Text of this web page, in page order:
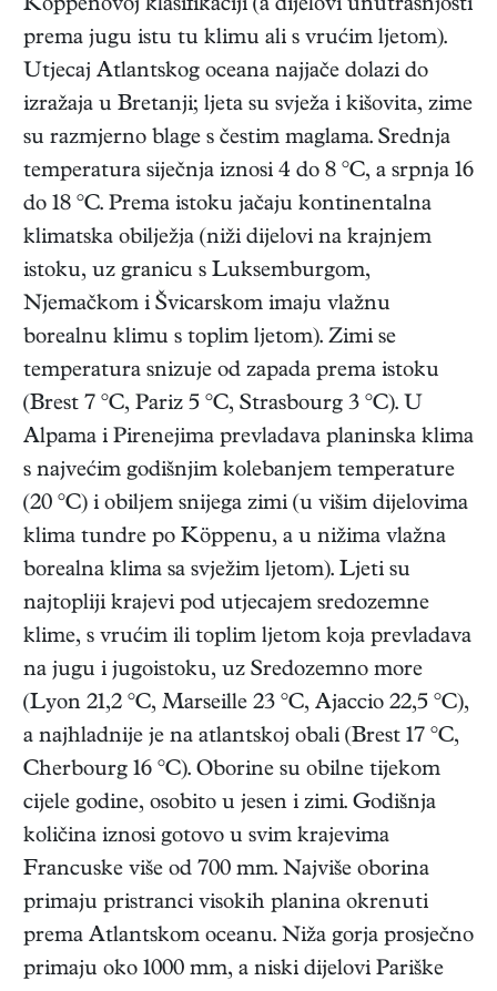
Köppenovoj klasifikaciji (a dijelovi unutrašnjosti
prema jugu istu tu klimu ali s vrućim ljetom).
Utjecaj Atlantskog oceana najjače dolazi do
izražaja u Bretanji; ljeta su svježa i kišovita, zime
su razmjerno blage s čestim maglama. Srednja
temperatura siječnja iznosi 4 do 8 °C, a srpnja 16
do 18 °C. Prema istoku jačaju kontinentalna
klimatska obilježja (niži dijelovi na krajnjem
istoku, uz granicu s Luksemburgom,
Njemačkom i Švicarskom imaju vlažnu
borealnu klimu s toplim ljetom). Zimi se
temperatura snizuje od zapada prema istoku
(Brest 7 °C, Pariz 5 °C, Strasbourg 3 °C). U
Alpama i Pirenejima prevladava planinska klima
s najvećim godišnjim kolebanjem temperature
(20 °C) i obiljem snijega zimi (u višim dijelovima
klima tundre po Köppenu, a u nižima vlažna
borealna klima sa svježim ljetom). Ljeti su
najtopliji krajevi pod utjecajem sredozemne
klime, s vrućim ili toplim ljetom koja prevladava
na jugu i jugoistoku, uz Sredozemno more
(Lyon 21,2 °C, Marseille 23 °C, Ajaccio 22,5 °C),
a najhladnije je na atlantskoj obali (Brest 17 °C,
Cherbourg 16 °C). Oborine su obilne tijekom
cijele godine, osobito u jesen i zimi. Godišnja
količina iznosi gotovo u svim krajevima
Francuske više od 700 mm. Najviše oborina
primaju pristranci visokih planina okrenuti
prema Atlantskom oceanu. Niža gorja prosječno
primaju oko 1000 mm, a niski dijelovi Pariške